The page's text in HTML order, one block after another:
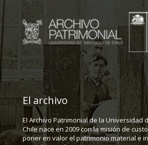
El archivo
El Archivo Patrimonial de la Universidad
Chile nace en 2009 con la misión de
poner en valor el patrimonio material e